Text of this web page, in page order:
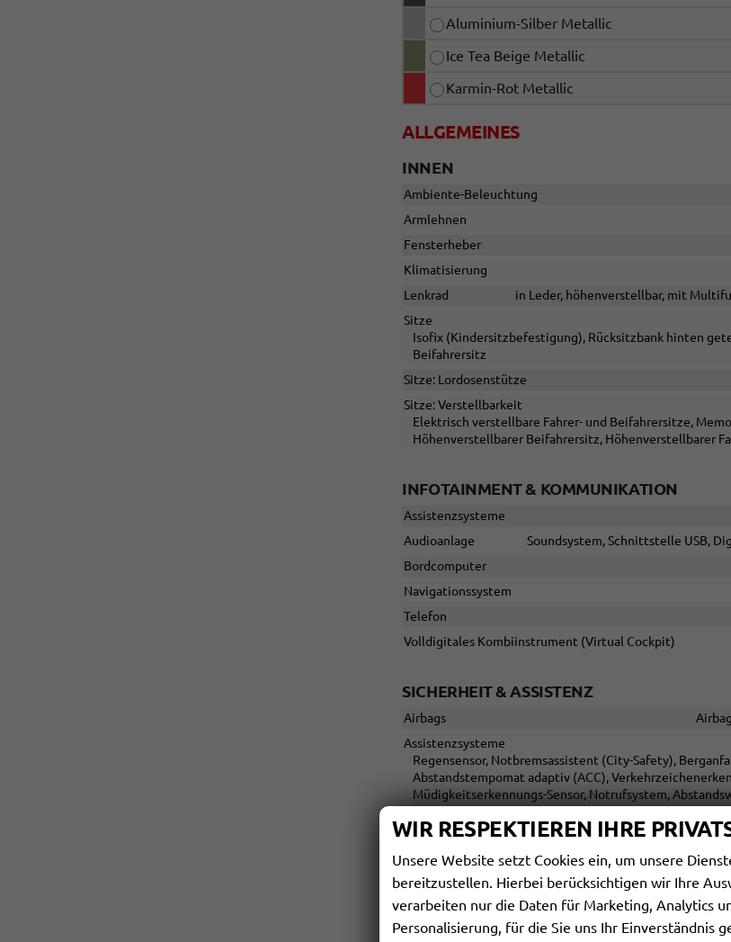
Aluminium-Silber Metallic
Ice Tea Beige Metallic
Karmin-Rot Metallic
ALLGEMEINES
INNEN
Ambiente-Beleuchtung
Armlehnen
Fensterheber
Klimatisierung
Lenkrad
in Leder, höhenverstellbar, mit
Sitze
Isofix (Kindersitzbefestigung), Rücksitzbank hinten
Beifahrersitz
Sitze: Lordosenstütze
Sitze: Verstellbarkeit
Elektrisch verstellbare Fahrer- und Beifahrersitze,
Höhenverstellbarer Beifahrersitz, Höhenverstellbarer
INFOTAINMENT & KOMMUNIKATION
Assistenzsysteme
Audioanlage
Soundsystem, Schnittstelle USB,
Bordcomputer
Navigationssystem
Telefon
Volldigitales Kombiinstrument (Virtual Cockpit)
SICHERHEIT & ASSISTENZ
Airbags
Assistenzsysteme
Regensensor, Notbremsassistent (City-Safety),
Abstandstempomat adaptiv (ACC),
Müdigkeitserkennungs-Sensor, Notrufsystem,
Diebstahl-Alarmanlage
Park
Innenspiegel automatisch abblendend
Lichttechnik
Kurvenlicht, Lichtsensor, Tagfahrlicht, LED-
WIR RESPEKTIEREN IHRE
Unsere Website setzt Cookies ein, um unsere
bereitzustellen. Hierbei berücksichtigen wir Ihre
verarbeiten nur die Daten für Marketing, Analytics
Personalisierung, für die Sie uns Ihr Einverständnis